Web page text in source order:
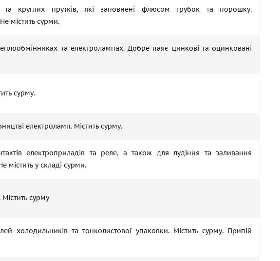
та круглих прутків, які заповнені флюсом трубок та порошку.
містить сурми.
та електролампах. Добре паяє цинкові та оцинковані
сурму.
електроламп. Містить сурму.
електроприладів та реле, а також для лудіння та заливання
містить у складі сурми.
сурму
холодильників та тонколистової упаковки. Містить сурму. Припій